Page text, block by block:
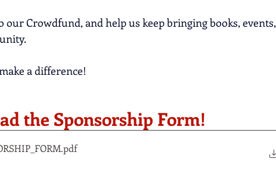
our Crowdfund, and help us keep bringing books, events,
a difference!
the Sponsorship Form!
.pdf